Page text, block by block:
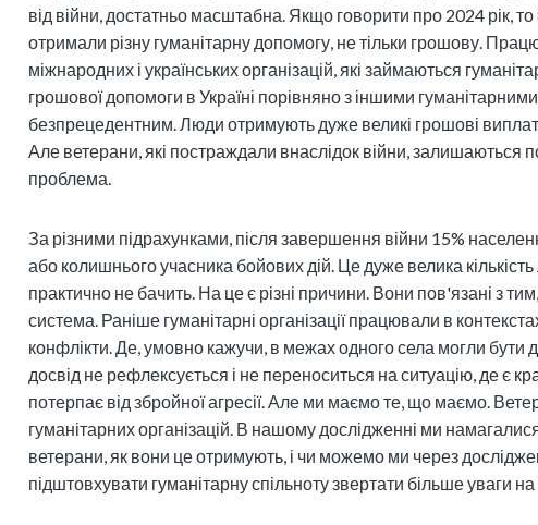
від війни, достатньо масштабна. Якщо говорити про 2024 рік, то
отримали різну гуманітарну допомогу, не тільки грошову.
міжнародних і українських організацій, які займаються
грошової допомоги в Україні порівняно з іншими гуманітарними
безпрецедентним. Люди отримують дуже великі грошові
Але ветерани, які постраждали внаслідок війни, залишаються
проблема.
За різними підрахунками, після завершення війни 15%
або колишнього учасника бойових дій. Це дуже велика
практично не бачить. На це є різні причини. Вони пов'язані з
система. Раніше гуманітарні організації працювали в
конфлікти. Де, умовно кажучи, в межах одного села могли бути
досвід не рефлексується і не переноситься на ситуацію, де є
потерпає від збройної агресії. Але ми маємо те, що маємо.
гуманітарних організацій. В нашому дослідженні ми
ветерани, як вони це отримують, і чи можемо ми через
підштовхувати гуманітарну спільноту звертати більше уваги на